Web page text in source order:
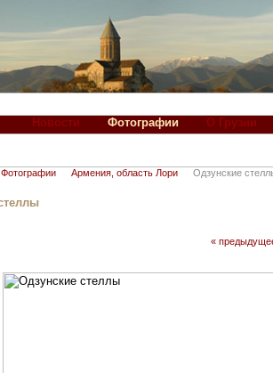
Новости Фотографии О Грузии
Фотографии Армения, область Лори Одзунские
«